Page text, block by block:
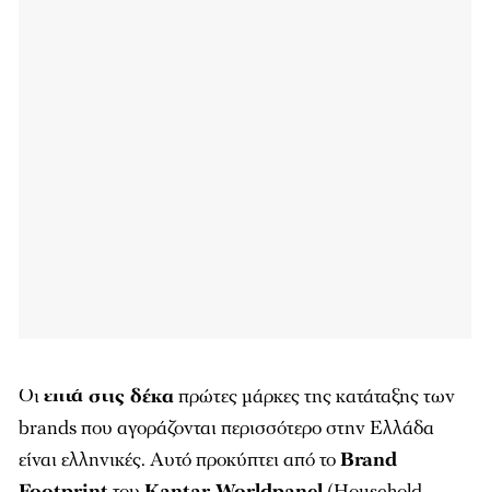
Οιεπτά στις δέκαπρώτες μάρκες της κατάταξης των
brands που αγοράζονται περισσότερο στην Ελλάδα
είναι ελληνικές. Αυτό προκύπτει από τοBrand